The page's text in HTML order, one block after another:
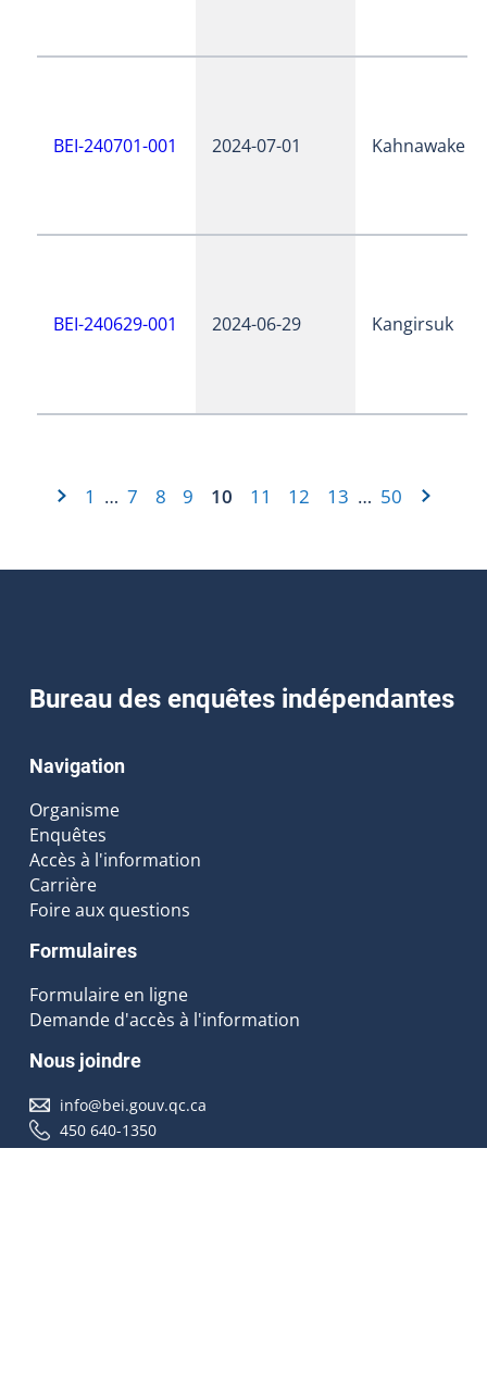
BEI-240701-001 2024-07-01 Kahnawake
BEI-240629-001 2024-06-29 Kangirsuk
1 … 7 8 9 10 11 12 13 … 50
Bureau des enquêtes indépendantes
Navigation
Organisme
Enquêtes
Accès à l'information
Carrière
Foire aux questions
Formulaires
Formulaire en ligne
Demande d'accès à l'information
Nous joindre
info@bei.gouv.qc.ca
450 640-1350